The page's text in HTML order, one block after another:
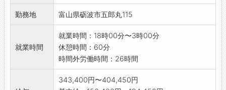
ご安心ください。
【変更の範囲】 なし
勤務地 富山県砺波市五郎丸115
就業時間
就業時間：18時00分〜3時00分
休憩時間：60分
時間外労働時間：26時間
343,400円〜404,450円